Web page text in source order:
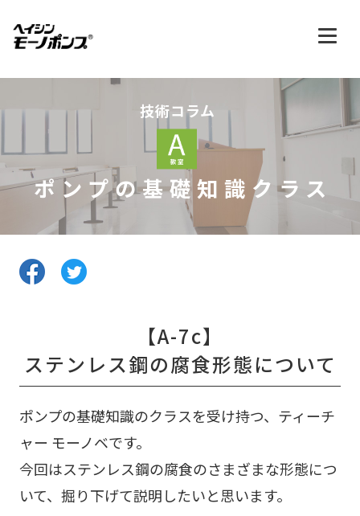
技術コラム
ポンプの基礎知識クラス
【A-7c】
ステンレス鋼の腐食形態について
ポンプの基礎知識のクラスを受け持つ、ティーチ
ャー モーノベです。
今回はステンレス鋼の腐食のさまざまな形態につ
いて、掘り下げて説明したいと思います。